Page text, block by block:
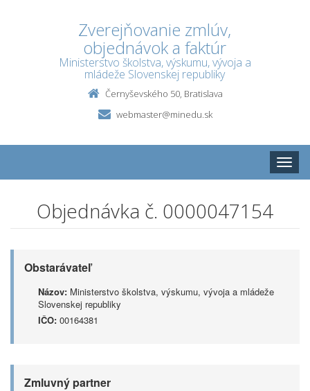
Zverejňovanie zmlúv,
objednávok a faktúr
Ministerstvo školstva, výskumu, vývoja a
mládeže Slovenskej republiky
Černyševského 50, Bratislava
webmaster@minedu.sk
Toggle
Objednávka č. 0000047154
Obstarávateľ
Názov: Ministerstvo školstva, výskumu, vývoja a mládeže
Slovenskej republiky
IČO: 00164381
Zmluvný partner